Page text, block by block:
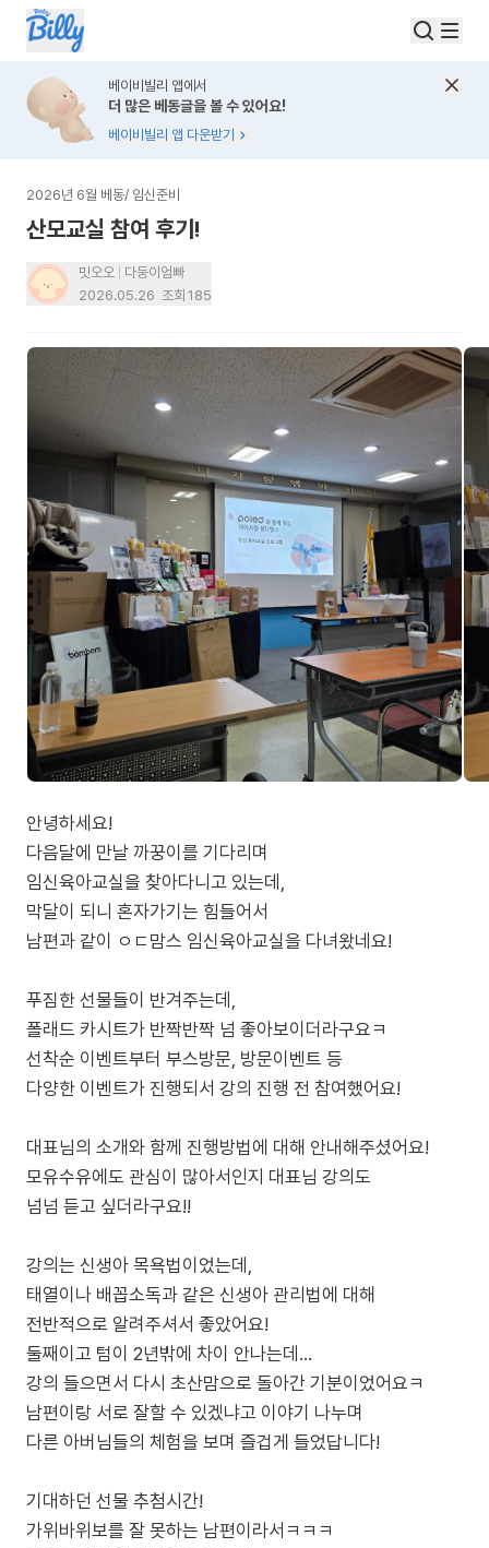
베이비빌리 앱에서
더 많은 베동글을 볼 수 있어요!
베이비빌리 앱 다운받기
2026년 6월 베동/ 임신준비
산모교실 참여 후기!
밋오오
다둥이엄빠
2026.05.26 조회 185
안녕하세요!
다음달에 만날 까꿍이를 기다리며
임신육아교실을 찾아다니고 있는데,
막달이 되니 혼자가기는 힘들어서
남편과 같이 ㅇㄷ맘스 임신육아교실을 다녀왔네요!
푸짐한 선물들이 반겨주는데,
폴래드 카시트가 반짝반짝 넘 좋아보이더라구요ㅋ
선착순 이벤트부터 부스방문, 방문이벤트 등
다양한 이벤트가 진행되서 강의 진행 전 참여했어요!
대표님의 소개와 함께 진행방법에 대해 안내해주셨어요!
모유수유에도 관심이 많아서인지 대표님 강의도
넘넘 듣고 싶더라구요!!
강의는 신생아 목욕법이었는데,
태열이나 배꼽소독과 같은 신생아 관리법에 대해
전반적으로 알려주셔서 좋았어요!
둘째이고 텀이 2년밖에 차이 안나는데...
강의 들으면서 다시 초산맘으로 돌아간 기분이었어요ㅋ
남편이랑 서로 잘할 수 있겠냐고 이야기 나누며
다른 아버님들의 체험을 보며 즐겁게 들었답니다!
기대하던 선물 추첨시간!
가위바위보를 잘 못하는 남편이라서ㅋㅋㅋ